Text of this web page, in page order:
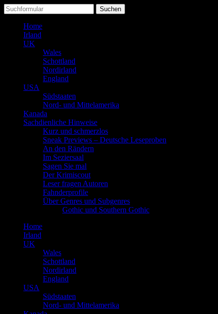
Suchen
nach:
Home
Irland
UK
Wales
Schottland
Nordirland
England
USA
Südstaaten
Nord- und Mittelamerika
Kanada
Sachdienliche Hinweise
Kurz und schmerzlos
Sneak Previews – Deutsche Leseproben
An den Rändern
Im Seziersaal
Sagen Sie mal
Der Krimiscout
Leser fragen Autoren
Fahnderprofile
Über Genres und Subgenres
Gothic und Southern Gothic
Home
Irland
UK
Wales
Schottland
Nordirland
England
USA
Südstaaten
Nord- und Mittelamerika